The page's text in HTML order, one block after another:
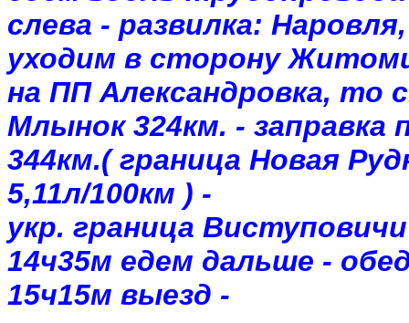
слева - развилка: Наровля
уходим в сторону
на ПП Александровка, то
Млынок 324км. - заправка
344км.(граница Новая
5,11л/100км ) -
укр. граница Виступовичи
14ч35м едем дальше -
15ч15м выезд -